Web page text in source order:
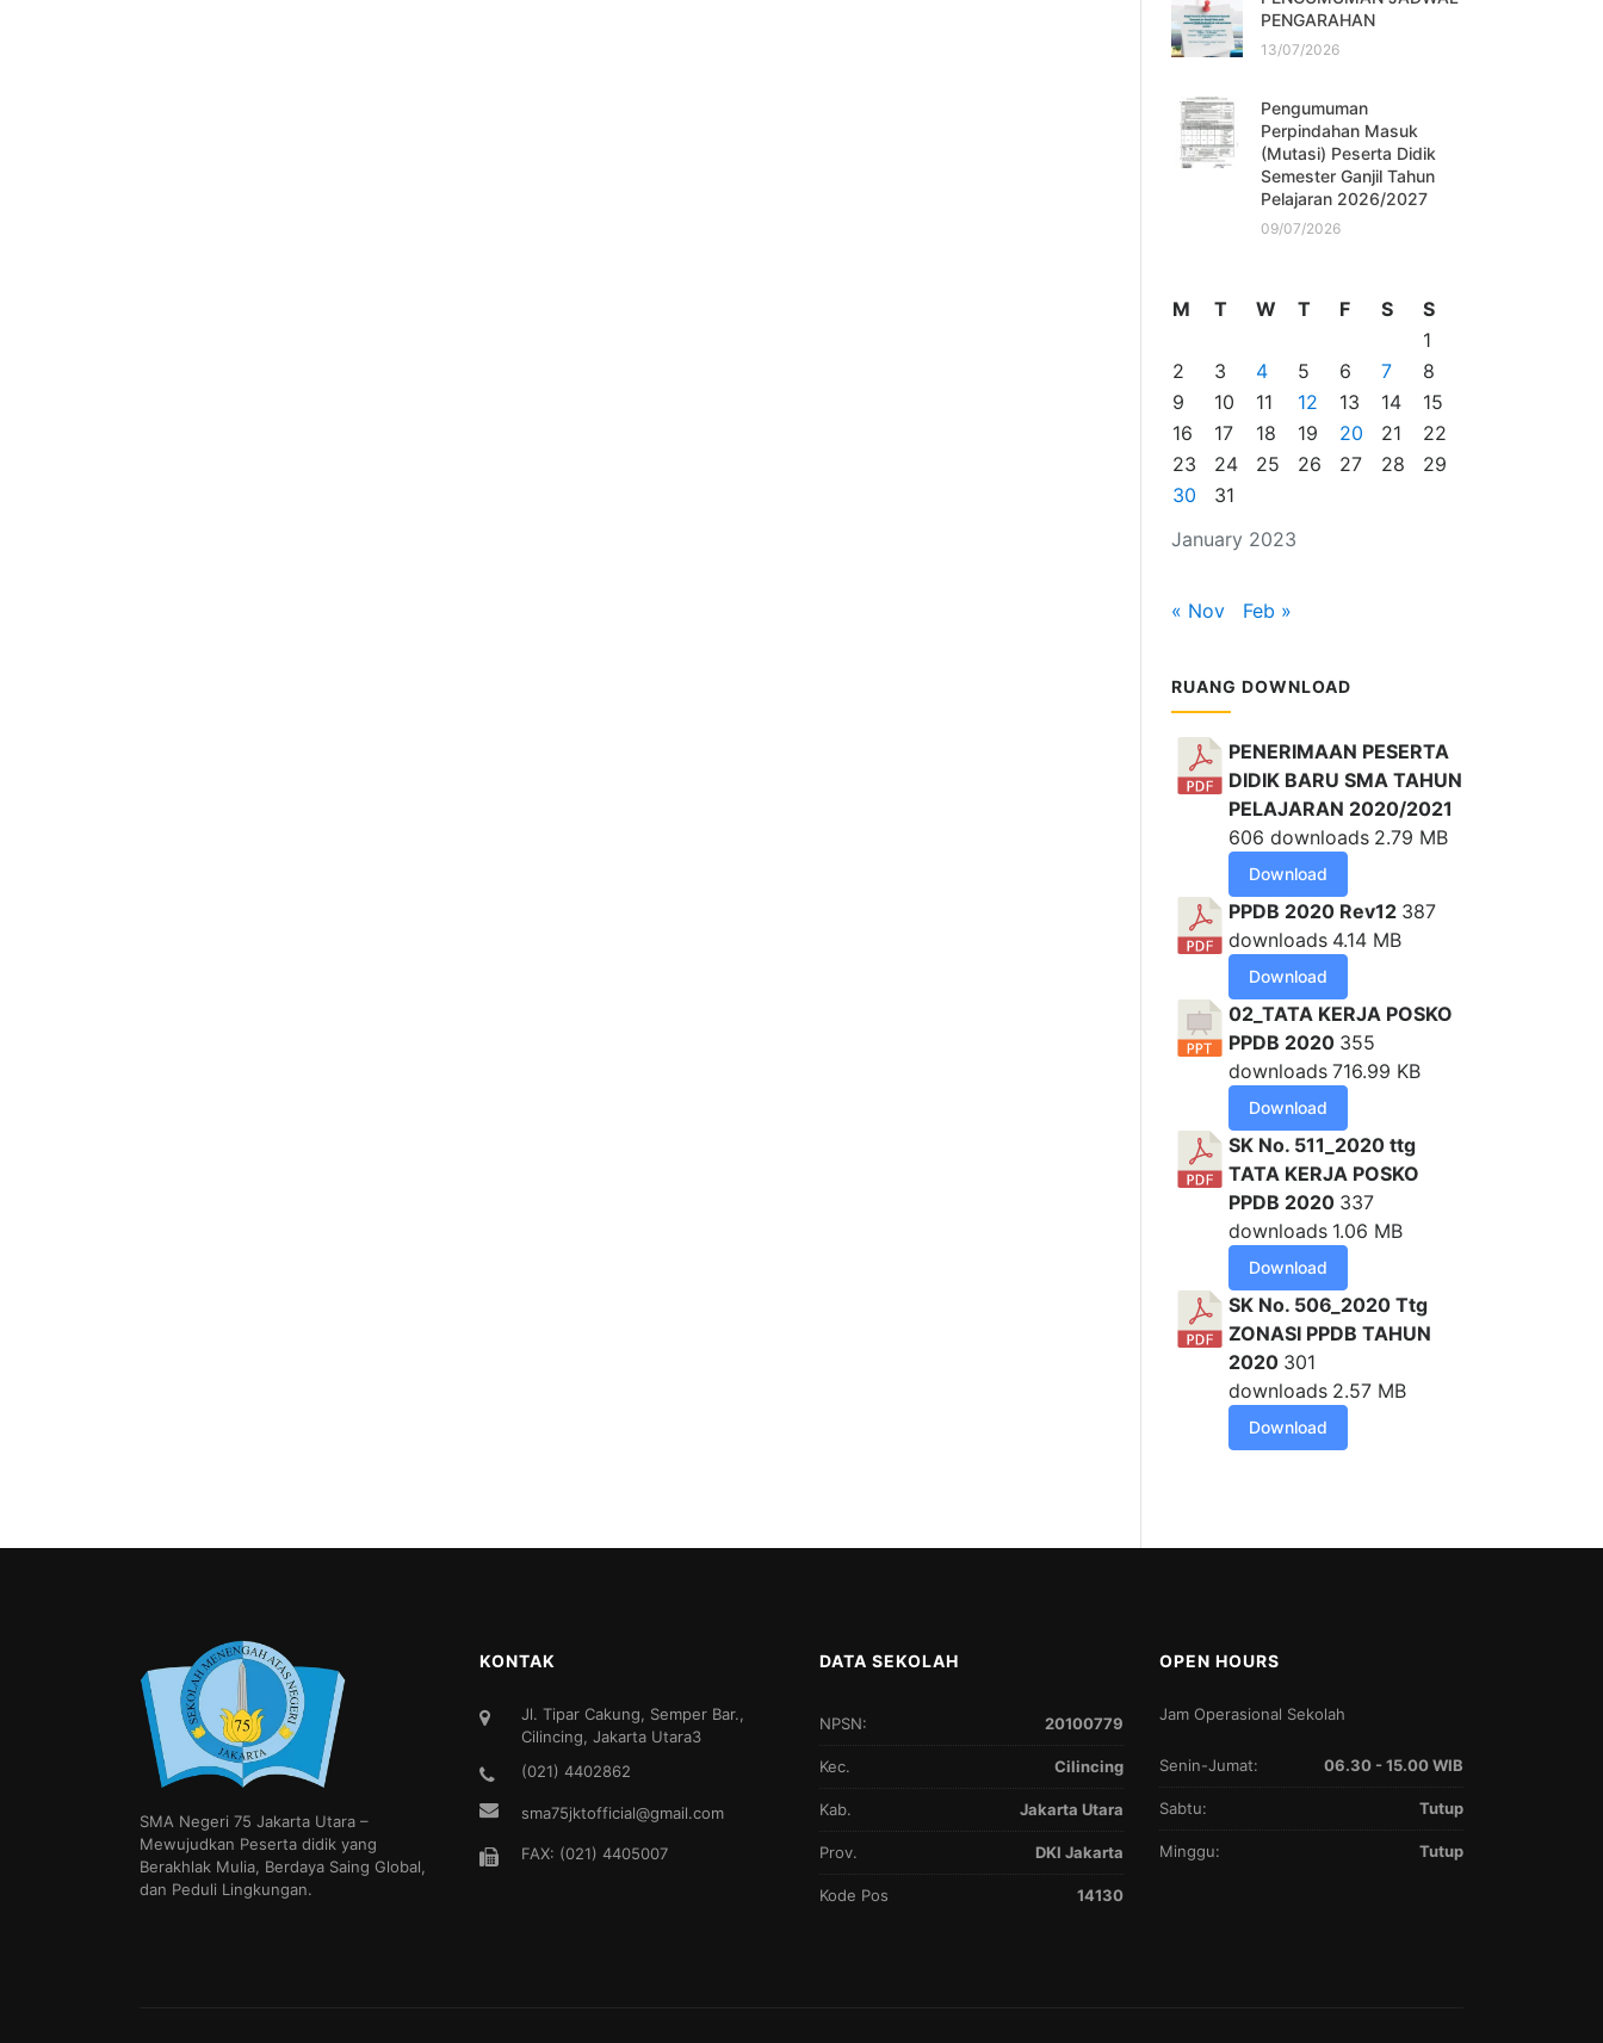
PENGARAHAN
13/07/2026
Pengumuman
Perpindahan Masuk
(Mutasi) Peserta Didik
Semester Ganjil Tahun
Pelajaran 2026/2027
09/07/2026
January 2023
M T W T F S
S
1
2
3 4 5 6 7
8
9
10 11 12 13 14
15
16
17 18 19 20 21
22
23
24 25 26 27 28
29
30
31
« Nov Feb »
RUANG DOWNLOAD
PENERIMAAN PESERTA
DIDIK BARU SMA TAHUN
PELAJARAN 2020/2021
606 downloads 2.79 MB
Download
PPDB 2020 Rev12 387
downloads 4.14 MB
Download
02_TATA KERJA POSKO
PPDB 2020 355
downloads 716.99 KB
Download
SK No. 511_2020 ttg
TATA KERJA POSKO
PPDB 2020 337
downloads 1.06 MB
Download
SK No. 506_2020 Ttg
ZONASI PPDB TAHUN
2020 301
downloads 2.57 MB
Download
SMA Negeri 75 Jakarta Utara –
Mewujudkan Peserta didik yang
Berakhlak Mulia, Berdaya Saing Global,
dan Peduli Lingkungan.
KONTAK
Jl. Tipar Cakung, Semper Bar.,
Cilincing, Jakarta Utara3
(021) 4402862
sma75jktofficial@gmail.com
FAX: (021) 4405007
DATA SEKOLAH
NPSN: 20100779
Kec. Cilincing
Kab. Jakarta Utara
Prov. DKI Jakarta
Kode Pos 14130
OPEN HOURS
Jam Operasional Sekolah
Senin-Jumat: 06.30 - 15.00 WIB
Sabtu: Tutup
Minggu: Tutup